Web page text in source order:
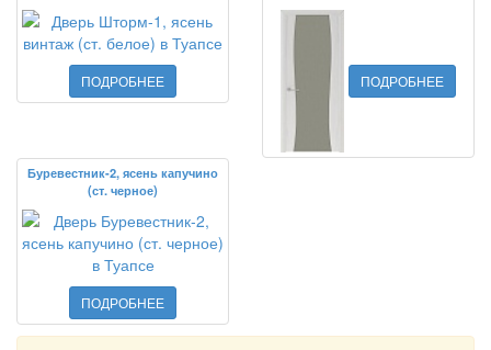
ПОДРОБНЕЕ ПОДРОБНЕЕ
Буревестник-2, ясень капучино
(ст. черное)
ПОДРОБНЕЕ